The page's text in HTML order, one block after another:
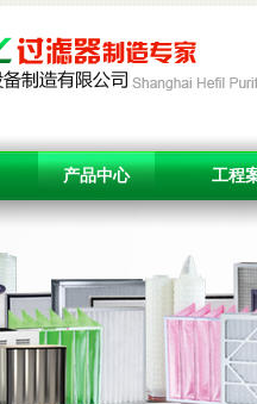
产品中心 工程